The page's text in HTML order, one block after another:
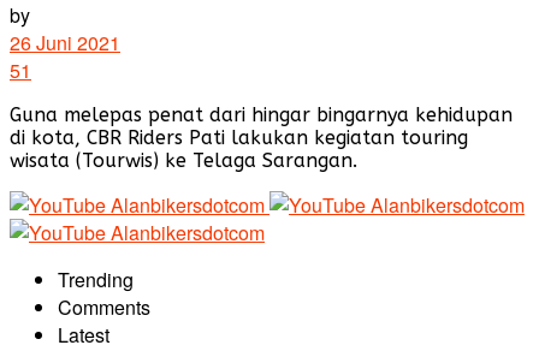
by
26 Juni 2021
51
Guna melepas penat dari hingar bingarnya kehidupan
di kota, CBR Riders Pati lakukan kegiatan touring
wisata (Tourwis) ke Telaga Sarangan.
Trending
Comments
Latest